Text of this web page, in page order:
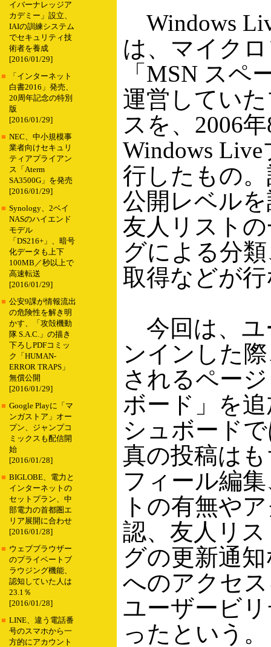
イバーナレッジア
カデミー」設立、
IAIの訓練システム
でセキュリティ技
術者を養成
[2016/01/29]
■
「インターネット
白書2016」発売、
20周年記念の特別
版
[2016/01/29]
■ NEC、中小規模事
業者向けセキュリ
ティアプライアン
ス「Aterm
SA3500G」を発売
[2016/01/29]
■ Synology、2ベイ
NASのハイエンド
モデル
「DS216+」、暗号
化データも上下
100MB／秒以上で
高速転送
[2016/01/29]
■ 公安9課が情報流出
の危険性を解き明
かす、「攻殻機動
隊 S.A.C.」の描き
下ろしPDFコミッ
ク「HUMAN-
ERROR TRAPS」
無償公開
[2016/01/29]
■ Google Playに「マ
ンガストア」オー
プン、ジャンプコ
ミックスも配信開
始
[2016/01/28]
■ BIGLOBE、電力と
インターネットの
セットプラン、中
部電力の首都圏エ
リア展開に合わせ
[2016/01/28]
■ ウェブブラウザー
のプライベートブ
ラウジング機能、
認知していた人は
23.1％
[2016/01/28]
■ LINE、違う電話番
号のスマホから一
方的にアカウント
Windows
は、マイク
「MSN スペ
運営してい
スを、2006
Windows
行したもの
公開レベル
友人リスト
グによる分
取得などが
今回は、ユ
ンインした
されるペー
ボード」を
シュボード
真の投稿は
フィール編
トの有無や
認、友人リ
グの更新通
へのアクセ
ユーザービ
ったという。